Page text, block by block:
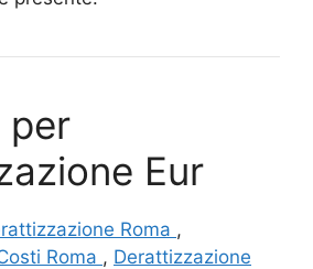
per
Eur
Roma ,
Roma , Derattizzazione